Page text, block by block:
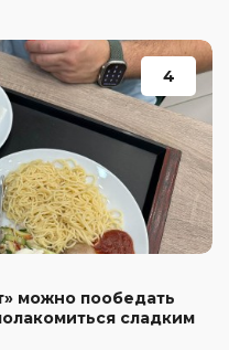
4
можно пообедать
сладким